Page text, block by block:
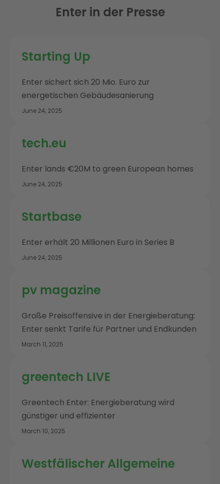
Enter in der Presse
Starting Up
Enter sichert sich 20 Mio. Euro zur
energetischen Gebäudesanierung
June 24, 2025
tech.eu
Enter lands €20M to green European homes
June 24, 2025
Startbase
Enter erhält 20 Millionen Euro in Series B
June 24, 2025
pv magazine
Große Preisoffensive in der Energieberatung:
Enter senkt Tarife für Partner und Endkunden
March 11, 2025
greentech LIVE
Greentech Enter: Energieberatung wird
günstiger und effizienter
March 10, 2025
Westfälischer Allgemeine